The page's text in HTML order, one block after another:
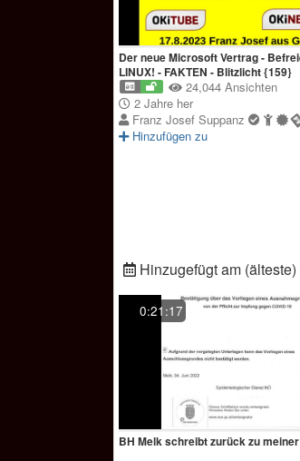
Der neue Microsoft Vertrag -
LINUX! - FAKTEN - Blitzlicht {159}
24,044 Ansichten
2 Jahre her
Franz Josef Suppanz
Hinzufügen zu
Hinzugefügt am (älteste)
0:21:17
BH Melk schreibt zurück zu